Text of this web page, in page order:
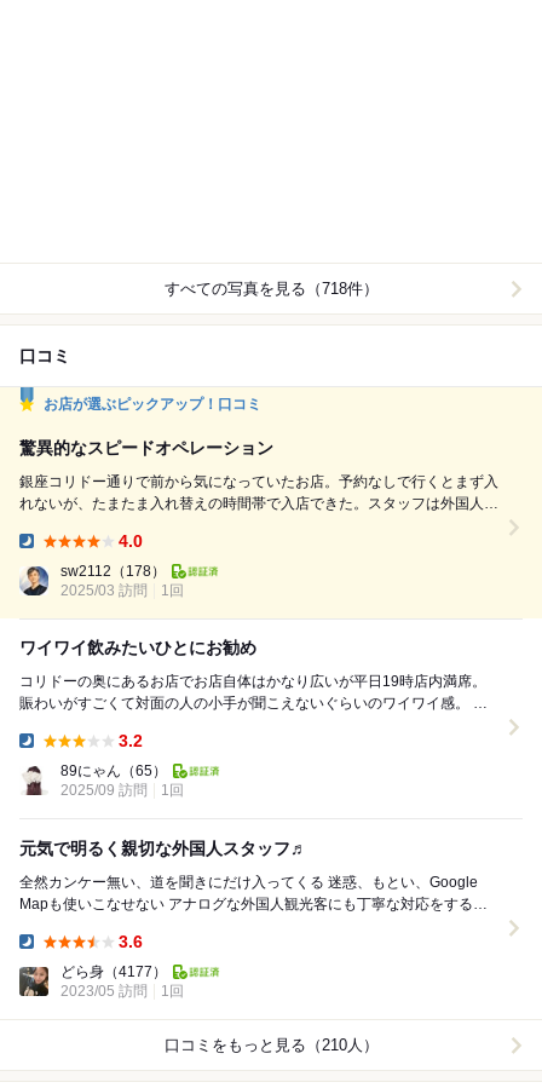
すべての写真を見る（718件）
口コミ
お店が選ぶピックアップ！口コミ
驚異的なスピードオペレーション
銀座コリドー通りで前から気になっていたお店。予約なしで行くとまず入
れないが、たまたま入れ替えの時間帯で入店できた。スタッフは外国人が
は好感が持てる。どの料理もクオリティは問題なく、メインの串焼きはど
れも素晴らしい。特筆すべきはスピード。とにかく早い。厨房が見える席
だったが、動きに無駄がなく、素晴らしいオペレーション。総合的に大満
4.0
sw2112 （178）
2025/03 訪問
1回
ワイワイ飲みたいひとにお勧め
コリドーの奥にあるお店でお店自体はかなり広いが平日19時店内満席。
賑わいがすごくて対面の人の小手が聞こえないぐらいのワイワイ感。 そ
3.2
89にゃん （65）
2025/09 訪問
1回
元気で明るく親切な外国人スタッフ♬
全然カンケー無い、道を聞きにだけ入ってくる 迷惑、もとい、Google
Mapも使いこなせない アナログな外国人観光客にも丁寧な対応をする、
3.6
どら身 （4177）
2023/05 訪問
1回
口コミをもっと見る（210人）